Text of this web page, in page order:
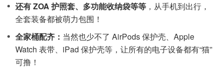
还有 ZOA 护照套、多功能收纳袋等等 ，从手机到出行，
全套装备都被萌力包围！
全家桶配齐： 当然也少不了 AirPods 保护壳、Apple
Watch 表带、iPad 保护壳等，让所有的电子设备都有“猫”
可撸！